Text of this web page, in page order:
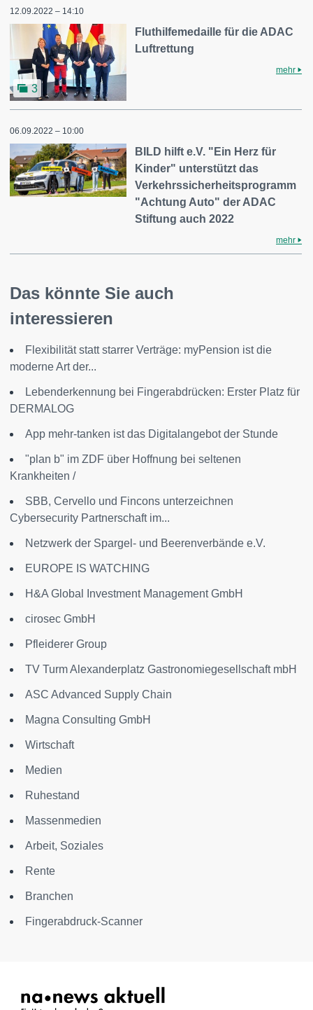
12.09.2022 – 14:10
3
Fluthilfemedaille für die ADAC
Luftrettung
mehr
06.09.2022 – 10:00
BILD hilft e.V. "Ein Herz für
Kinder" unterstützt das
Verkehrssicherheitsprogramm
"Achtung Auto" der ADAC
Stiftung auch 2022
mehr
Das könnte Sie auch
interessieren
Flexibilität statt starrer Verträge: myPension ist die
moderne Art der...
Lebenderkennung bei Fingerabdrücken: Erster Platz für
DERMALOG
App mehr-tanken ist das Digitalangebot der Stunde
"plan b" im ZDF über Hoffnung bei seltenen
Krankheiten /
SBB, Cervello und Fincons unterzeichnen
Cybersecurity Partnerschaft im...
Netzwerk der Spargel- und Beerenverbände e.V.
EUROPE IS WATCHING
H&A Global Investment Management GmbH
cirosec GmbH
Pfleiderer Group
TV Turm Alexanderplatz Gastronomiegesellschaft mbH
ASC Advanced Supply Chain
Magna Consulting GmbH
Wirtschaft
Medien
Ruhestand
Massenmedien
Arbeit, Soziales
Rente
Branchen
Fingerabdruck-Scanner